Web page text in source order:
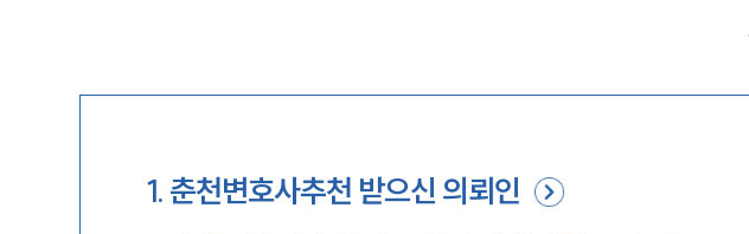
1.춘천변호사추천 받으신 의뢰인